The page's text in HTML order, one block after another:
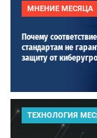
МНЕНИЕ МЕСЯЦА
Почему соответствие
стандартам не
защиту от
ТЕХНОЛОГИЯ